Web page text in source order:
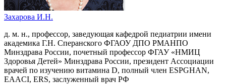
Захарова И.Н.
д. м. н., профессор, заведующая кафедрой педиатрии имени
академика Г.Н. Сперанского ФГАОУ ДПО РМАНПО
Минздрава России, почетный профессор ФГАУ «НМИЦ
Здоровья Детей» Минздрава России, президент Ассоциации
врачей по изучению витамина D, полный член ESPGHAN,
EAACI, ERS, заслуженный врач РФ